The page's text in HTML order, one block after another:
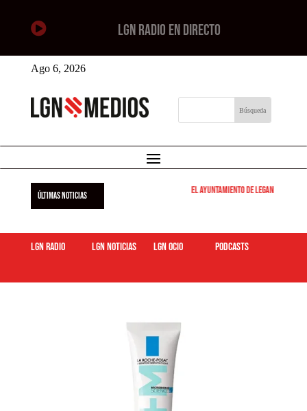
 LGN RADIO EN DIRECTO
Ago 6, 2026
ÚLTIMAS NOTICIAS El Ayuntamiento de Leganés pone
LGN Radio LGN Noticias LGN ocio podcasts